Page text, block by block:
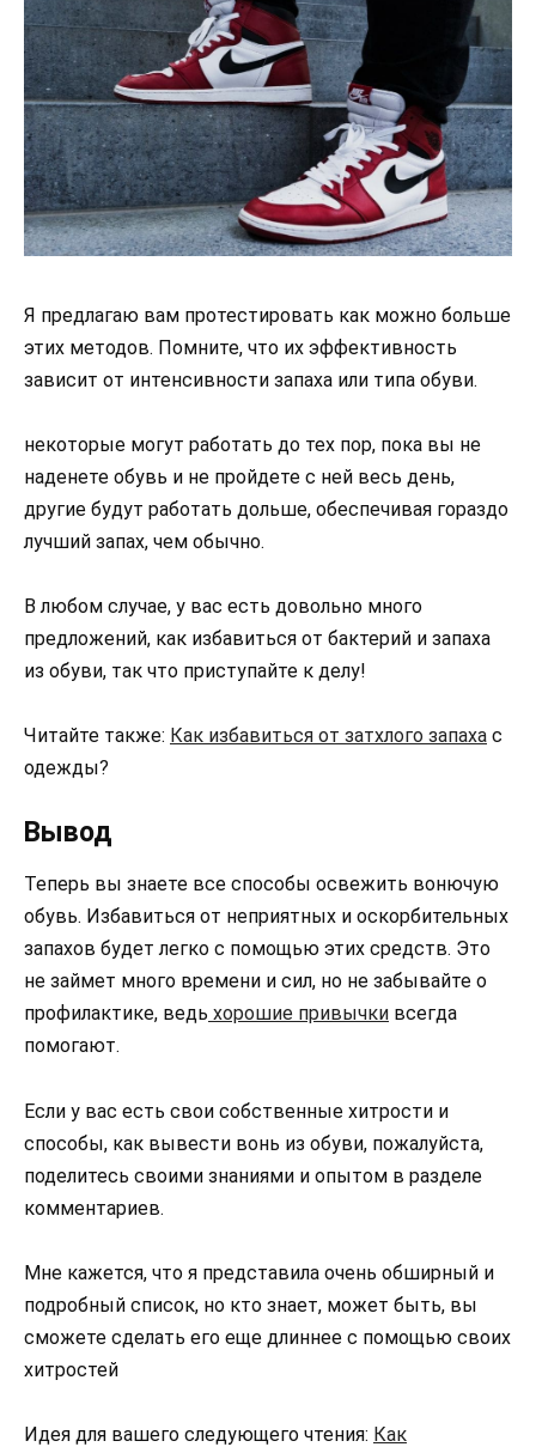
Я предлагаю вам протестировать как можно больше
этих методов. Помните, что их эффективность
зависит от интенсивности запаха или типа обуви.
некоторые могут работать до тех пор, пока вы не
наденете обувь и не пройдете с ней весь день,
другие будут работать дольше, обеспечивая гораздо
лучший запах, чем обычно.
В любом случае, у вас есть довольно много
предложений, как избавиться от бактерий и запаха
из обуви, так что приступайте к делу!
Читайте также: Как избавиться от затхлого запаха с
одежды?
Вывод
Теперь вы знаете все способы освежить вонючую
обувь. Избавиться от неприятных и оскорбительных
запахов будет легко с помощью этих средств. Это
не займет много времени и сил, но не забывайте о
профилактике, ведь хорошие привычки всегда
помогают.
Если у вас есть свои собственные хитрости и
способы, как вывести вонь из обуви, пожалуйста,
поделитесь своими знаниями и опытом в разделе
комментариев.
Мне кажется, что я представила очень обширный и
подробный список, но кто знает, может быть, вы
сможете сделать его еще длиннее с помощью своих
хитростей
Идея для вашего следующего чтения: Как